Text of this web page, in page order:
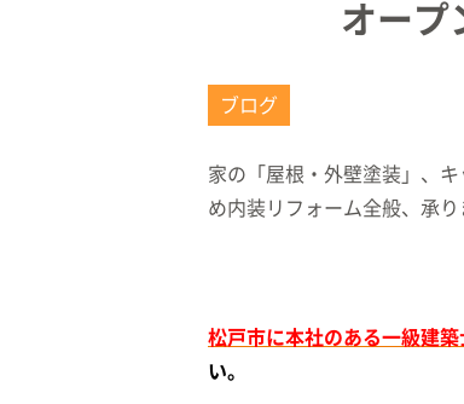
オープ
ブログ
家の「屋根・外壁塗装」、
め内装リフォーム全般、承
松戸市に本社のある一級建
い。